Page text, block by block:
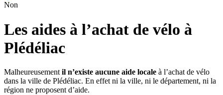
Non
Les aides à l’achat de vélo à
Plédéliac
Malheureusement il n’existe aucune aide locale à l’achat de vélo
dans la ville de Plédéliac. En effet ni la ville, ni le département, ni la
région ne proposent d’aide.